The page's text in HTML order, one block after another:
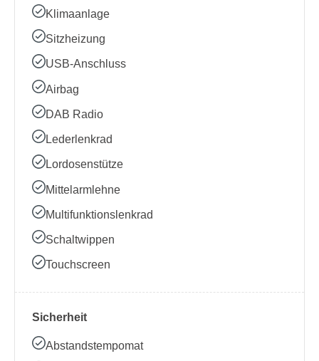
Klimaanlage
Sitzheizung
USB-Anschluss
Airbag
DAB Radio
Lederlenkrad
Lordosenstütze
Mittelarmlehne
Multifunktionslenkrad
Schaltwippen
Touchscreen
Sicherheit
Abstandstempomat